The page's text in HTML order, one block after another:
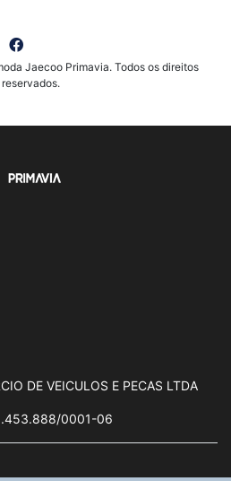
Jaecoo Primavia. Todos os direitos
reservados.
DE VEICULOS E PECAS LTDA
0001-06